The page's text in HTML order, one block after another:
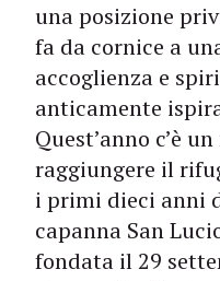
una posizione
fa da cornice a
accoglienza e
anticamente
Quest’anno c’è
raggiungere il
i primi dieci anni
capanna San
fondata il 29